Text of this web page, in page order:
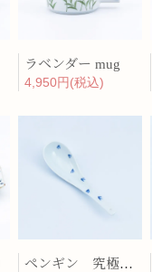
ラベンダー mug
4,950円(税込)
ペンギン 究極のレンゲ